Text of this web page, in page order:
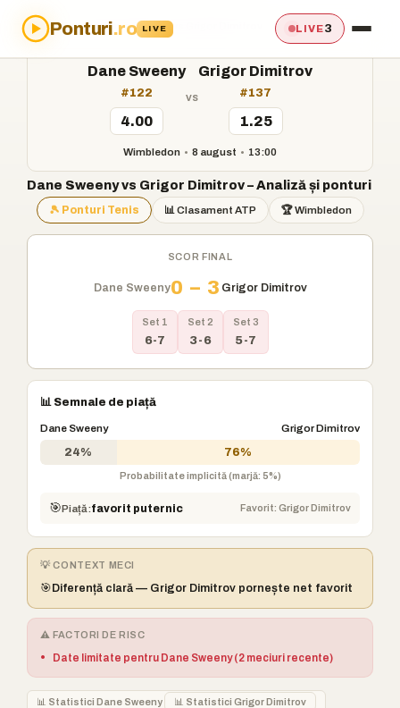
Ponturi.ro LIVE LIVE3
Acasă›Ponturi›Dane Sweeny vs Grigor Dimitrov
Dane Sweeny
#122
4.00
vs
Grigor Dimitrov
#137
1.25
Wimbledon • 8 august • 13:00
Dane Sweeny vs Grigor Dimitrov – Analiză și ponturi
🎾 Ponturi Tenis 📊 Clasament ATP 🏆 Wimbledon
SCOR FINAL
Dane Sweeny0 – 3 Grigor Dimitrov
Set 1
6-7
Set 2
3-6
Set 3
5-7
📊 Semnale de piață
Dane Sweeny Grigor Dimitrov
24% 76%
Probabilitate implicită (marjă: 5%)
🎯Piață:favorit puternic Favorit: Grigor Dimitrov
💡 CONTEXT MECI
🎯 Diferență clară — Grigor Dimitrov pornește net favorit
⚠️ FACTORI DE RISC
• Date limitate pentru Dane Sweeny (2 meciuri recente)
📊 Statistici Dane Sweeny 📊 Statistici Grigor Dimitrov